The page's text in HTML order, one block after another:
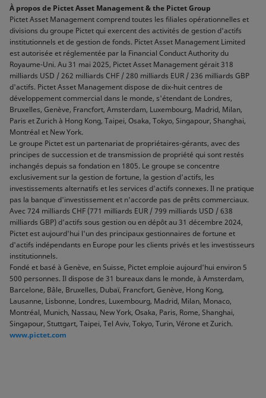
À propos de Pictet Asset Management & the Pictet Group
Pictet Asset Management comprend toutes les filiales opérationnelles et
divisions du groupe Pictet qui exercent des activités de gestion d'actifs
institutionnels et de gestion de fonds. Pictet Asset Management Limited
est autorisée et réglementée par la Financial Conduct Authority du
Royaume-Uni. Au 31 mai 2025, Pictet Asset Management gérait 318
milliards USD / 262 milliards CHF / 280 milliards EUR / 236 milliards GBP
d'actifs. Pictet Asset Management dispose de dix-huit centres de
développement commercial dans le monde, s'étendant de Londres,
Bruxelles, Genève, Francfort, Amsterdam, Luxembourg, Madrid, Milan,
Paris et Zurich à Hong Kong, Taipei, Osaka, Tokyo, Singapour, Shanghai,
Montréal et New York.
Le groupe Pictet est un partenariat de propriétaires-gérants, avec des
principes de succession et de transmission de propriété qui sont restés
inchangés depuis sa fondation en 1805. Le groupe se concentre
exclusivement sur la gestion de fortune, la gestion d'actifs, les
investissements alternatifs et les services d'actifs connexes. Il ne pratique
pas la banque d'investissement et n'accorde pas de prêts commerciaux.
Avec 724 milliards CHF (771 milliards EUR / 799 milliards USD / 638
milliards GBP) d'actifs sous gestion ou en dépôt au 31 décembre 2024,
Pictet est aujourd'hui l'un des principaux gestionnaires de fortune et
d'actifs indépendants en Europe pour les clients privés et les investisseurs
institutionnels.
Fondé et basé à Genève, en Suisse, Pictet emploie aujourd'hui environ 5
500 personnes. Il dispose de 31 bureaux dans le monde, à Amsterdam,
Barcelone, Bâle, Bruxelles, Dubaï, Francfort, Genève, Hong Kong,
Lausanne, Lisbonne, Londres, Luxembourg, Madrid, Milan, Monaco,
Montréal, Munich, Nassau, New York, Osaka, Paris, Rome, Shanghai,
Singapour, Stuttgart, Taipei, Tel Aviv, Tokyo, Turin, Vérone et Zurich.
www.pictet.com